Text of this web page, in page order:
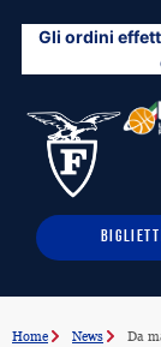
contenuto
Gli ordini
Home News Da